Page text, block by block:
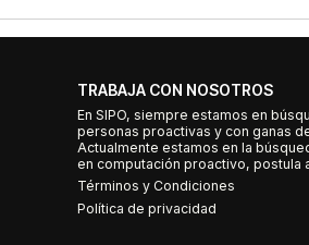
TRABAJA CON NOSOTROS
En SIPO, siempre estamos en
personas proactivas y con ganas
Actualmente estamos en la
en computación proactivo, postula
Términos y Condiciones
Política de privacidad